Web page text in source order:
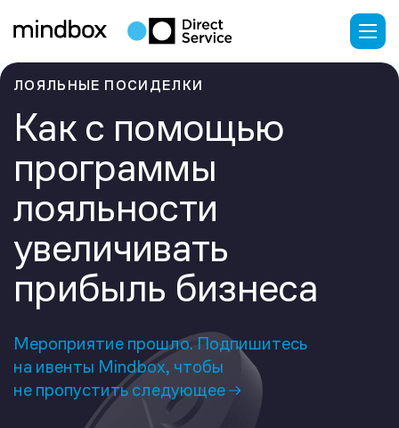
ЛОЯЛЬНЫЕ ПОСИДЕЛКИ
Как с помощью
программы
лояльности
увеличивать
прибыль бизнеса
Мероприятие прошло. Подпишитесь
на ивенты Mindbox, чтобы
не пропустить следующее